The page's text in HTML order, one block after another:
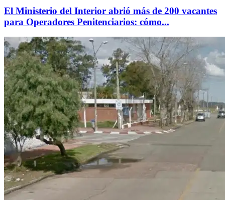
El Ministerio del Interior abrió más de 200 vacantes
para Operadores Penitenciarios: cómo...